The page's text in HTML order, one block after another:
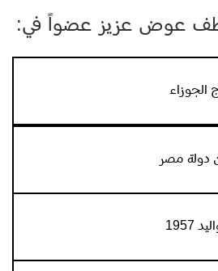
عوض عزيز عضواً في:
مصر